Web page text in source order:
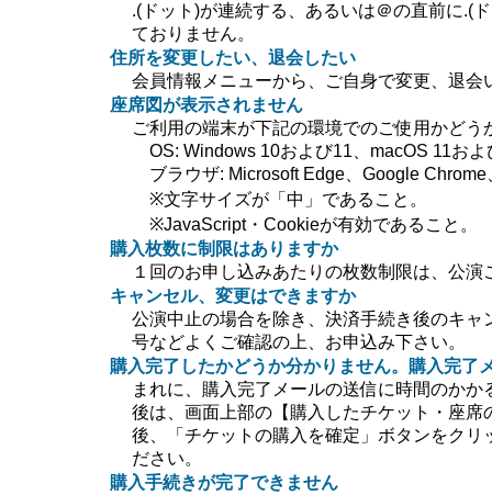
.(ドット)が連続する、あるいは＠の直前に.(
ておりません。
住所を変更したい、退会したい
会員情報メニューから、ご自身で変更、退会
座席図が表示されません
ご利用の端末が下記の環境でのご使用かどう
OS: Windows 10および11、macOS 11お
ブラウザ: Microsoft Edge、Google Chrome
※文字サイズが「中」であること。
※JavaScript・Cookieが有効であること。
購入枚数に制限はありますか
１回のお申し込みあたりの枚数制限は、公演
キャンセル、変更はできますか
公演中止の場合を除き、決済手続き後のキ
号などよくご確認の上、お申込み下さい。
購入完了したかどうか分かりません。購入完了
まれに、購入完了メールの送信に時間のか
後は、画面上部の【購入したチケット・座
後、「チケットの購入を確定」ボタンをク
ださい。
購入手続きが完了できません